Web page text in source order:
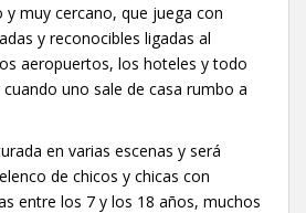
muy cercano, que juega con
y reconocibles ligadas al
aeropuertos, los hoteles y todo
uno sale de casa rumbo a
en varias escenas y será
de chicos y chicas con
entre los 7 y los 18 años, muchos